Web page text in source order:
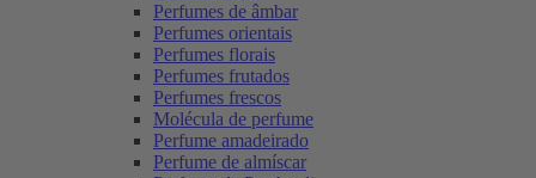
Perfumes de âmbar
Perfumes orientais
Perfumes florais
Perfumes frutados
Perfumes frescos
Molécula de perfume
Perfume amadeirado
Perfume de almíscar